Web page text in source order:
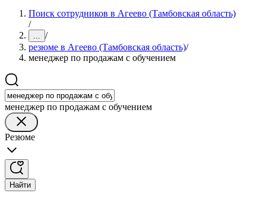
Поиск сотрудников в Агеево (Тамбовская область)
/
... /
резюме в Агеево (Тамбовская область)/
менеджер по продажам с обучением
менеджер по продажам с обучением
Резюме
Найти